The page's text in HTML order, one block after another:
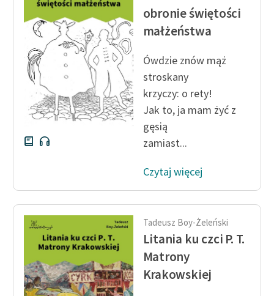
Zespół
Zasady wykorzystania
Wolnych Lektur
Logotypy
Dane fundacji i
sprawozdania finansowe
Regulamin darowizn
Informacja o treściach
wrażliwych
obronie świętości
małżeństwa
Ówdzie znów mąż
stroskany
krzyczy: o rety!
Jak to, ja mam żyć z
gęsią
zamiast...
Czytaj więcej
Tadeusz Boy-Żeleński
Litania ku czci P. T.
Matrony
Krakowskiej